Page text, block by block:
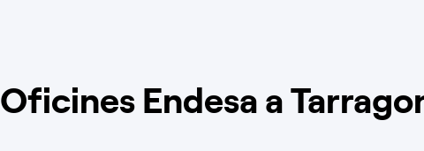
Oficines Endesa a